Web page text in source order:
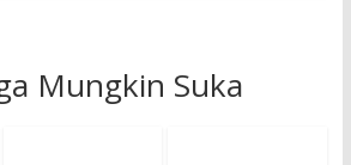
Mungkin Suka